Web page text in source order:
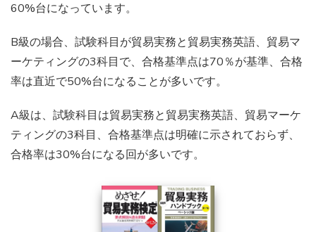
60%台になっています。
B級の場合、試験科目が貿易実務と貿易実務英語、貿易マ
ーケティングの3科目で、合格基準点は70％が基準、合格
率は直近で50%台になることが多いです。
A級は、試験科目は貿易実務と貿易実務英語、貿易マーケ
ティングの3科目、合格基準点は明確に示されておらず、
合格率は30%台になる回が多いです。